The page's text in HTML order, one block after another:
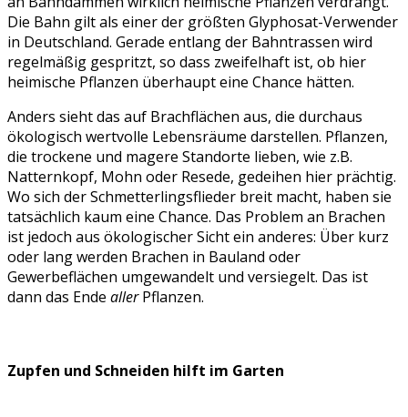
Die Bahn gilt als einer der größten Glyphosat-Verwender
in Deutschland. Gerade entlang der Bahntrassen wird
regelmäßig gespritzt, so dass zweifelhaft ist, ob hier
heimische Pflanzen überhaupt eine Chance hätten.
Anders sieht das auf Brachflächen aus, die durchaus
ökologisch wertvolle Lebensräume darstellen. Pflanzen,
die trockene und magere Standorte lieben, wie z.B.
Natternkopf, Mohn oder Resede, gedeihen hier prächtig.
Wo sich der Schmetterlingsflieder breit macht, haben sie
tatsächlich kaum eine Chance. Das Problem an Brachen
ist jedoch aus ökologischer Sicht ein anderes: Über kurz
oder lang werden Brachen in Bauland oder
Gewerbeflächen umgewandelt und versiegelt. Das ist
dann das Ende allerPflanzen.
Zupfen und Schneiden hilft im Garten